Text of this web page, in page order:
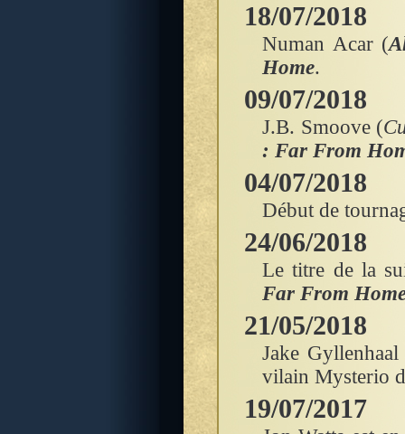
18/07/2018
Numan Acar (
Home.
09/07/2018
J.B. Smoove (
: Far From
04/07/2018
Début de
24/06/2018
Le titre de la
Far From
21/05/2018
Jake
vilain Mysterio
19/07/2017